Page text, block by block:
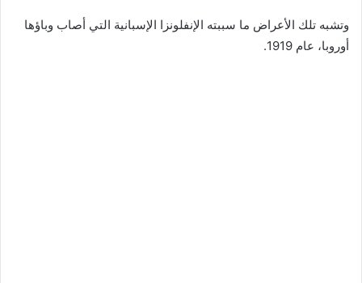
وتشبه تلك الأعراض ما سببته الإنفلونزا الإسبانية التي أصاب وباؤها
أوروبا، عام 1919.